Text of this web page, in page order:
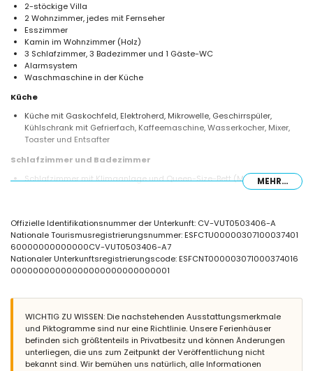
2-stöckige Villa
2 Wohnzimmer, jedes mit Fernseher
Esszimmer
Kamin im Wohnzimmer (Holz)
3 Schlafzimmer, 3 Badezimmer und 1 Gäste-WC
Alarmsystem
Waschmaschine in der Küche
Küche
Küche mit Gaskochfeld, Elektroherd, Mikrowelle, Geschirrspüler,
Kühlschrank mit Gefrierfach, Kaffeemaschine, Wasserkocher, Mixer,
Toaster und Entsafter
Schlafzimmer und Badezimmer
Schlafzimmer mit Klimaanlage und Queen-Size-Bett (Maße 200 x 160
Schlafzimmer mit Klimaanlage und 2 Einzelbetten (Maße 190 x 90 cm)
2 en-suite Badezimmer, jedes mit Einzelwaschbecken, Bad/Dusch-
Kombination, Bidet und WC
Badezimmer mit Einzelwaschbecken, Dusche und WC
Eingezäuntes Grundstück
Privater Pool mit den Maßen 8 m x 4 m und 2 m Tiefe
Gepflegter Garten mit Bäumen und Gartenmöbeln mit Sonnenliegen
3 Terrassen, davon 1 überdacht
Grill
Außendusche
MEHR...
Offizielle Identifikationsnummer der Unterkunft: CV-VUT0503406-A
Nationale Tourismusregistrierungsnummer: ESFCTU00000307100037401
60000000000000CV-VUT0503406-A7
Nationaler Unterkunftsregistrierungscode: ESFCNT000003071000374016
00000000000000000000000000001
WICHTIG ZU WISSEN: Die nachstehenden Ausstattungsmerkmale
und Piktogramme sind nur eine Richtlinie. Unsere Ferienhäuser
befinden sich größtenteils in Privatbesitz und können Änderungen
unterliegen, die uns zum Zeitpunkt der Veröffentlichung nicht
bekannt sind. Wir bemühen uns natürlich, alle Informationen